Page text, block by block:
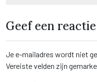
Geef een reactie
Je e-mailadres wordt niet
Vereiste velden zijn